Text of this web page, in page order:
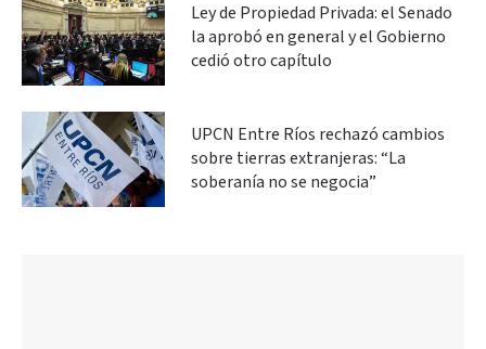
Ley de Propiedad Privada: el Senado
la aprobó en general y el Gobierno
cedió otro capítulo
UPCN Entre Ríos rechazó cambios
sobre tierras extranjeras: “La
soberanía no se negocia”